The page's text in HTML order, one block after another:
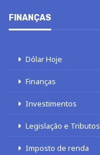
FINANÇAS
Dólar Hoje
Finanças
Investimentos
Legislação e Tributos
Imposto de renda